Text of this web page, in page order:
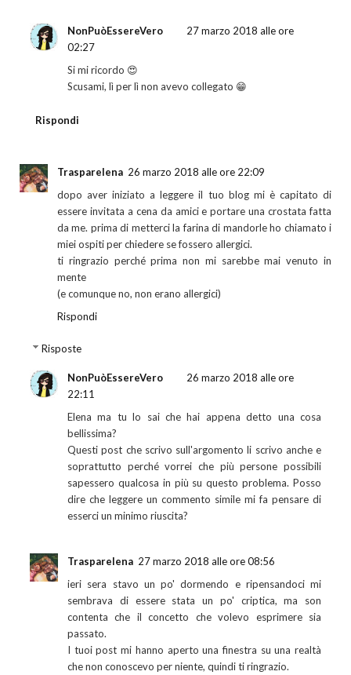
NonPuòEssereVero
27 marzo 2018 alle ore
02:27
Si mi ricordo 😍
Scusami, lì per lì non avevo collegato 😁
Rispondi
Trasparelena 26 marzo 2018 alle ore 22:09
dopo aver iniziato a leggere il tuo blog mi è capitato di
essere invitata a cena da amici e portare una crostata fatta
da me. prima di metterci la farina di mandorle ho chiamato i
miei ospiti per chiedere se fossero allergici.
ti ringrazio perché prima non mi sarebbe mai venuto in
mente
(e comunque no, non erano allergici)
Rispondi
Risposte
NonPuòEssereVero
26 marzo 2018 alle ore
22:11
Elena ma tu lo sai che hai appena detto una cosa
bellissima?
Questi post che scrivo sull'argomento li scrivo anche e
soprattutto perché vorrei che più persone possibili
sapessero qualcosa in più su questo problema. Posso
dire che leggere un commento simile mi fa pensare di
esserci un minimo riuscita?
Trasparelena 27 marzo 2018 alle ore 08:56
ieri sera stavo un po' dormendo e ripensandoci mi
sembrava di essere stata un po' criptica, ma son
contenta che il concetto che volevo esprimere sia
passato.
I tuoi post mi hanno aperto una finestra su una realtà
che non conoscevo per niente, quindi ti ringrazio.